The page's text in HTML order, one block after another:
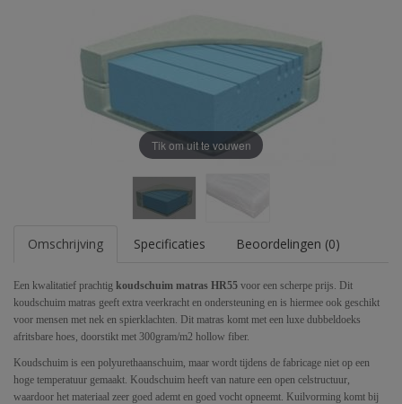
Tik om uit te vouwen
Omschrijving Specificaties Beoordelingen (0)
Een kwalitatief prachtig koudschuim matras HR55 voor een scherpe prijs. Dit
koudschuim matras geeft extra veerkracht en ondersteuning en is hiermee ook geschikt
voor mensen met nek en spierklachten. Dit matras komt met een luxe dubbeldoeks
afritsbare hoes, doorstikt met 300gram/m2 hollow fiber.
Koudschuim is een polyurethaanschuim, maar wordt tijdens de fabricage niet op een
hoge temperatuur gemaakt. Koudschuim heeft van nature een open celstructuur,
waardoor het materiaal zeer goed ademt en goed vocht opneemt. Kuilvorming komt bij